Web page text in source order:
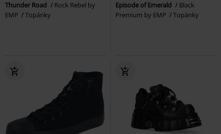
Thunder Road
Rock Rebel by
EMP
Topánky
Episode of Emerald
Black
Premium by EMP
Topánky